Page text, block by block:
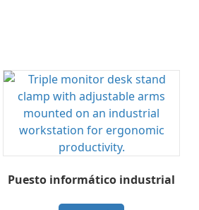
Puesto informático industrial